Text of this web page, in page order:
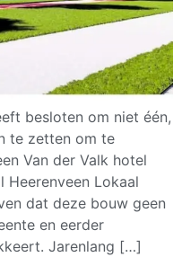
besloten om niet één,
te zetten om te
Van der Valk hotel
Heerenveen Lokaal
dat deze bouw geen
en eerder
Jarenlang […]